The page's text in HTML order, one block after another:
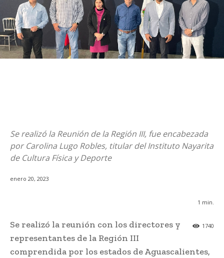
Se realizó la Reunión de la Región III, fue encabezada
por Carolina Lugo Robles, titular del Instituto Nayarita
de Cultura Física y Deporte
enero 20, 2023
1 min.
1740
Se realizó la reunión con los directores y
representantes de la Región III
comprendida por los estados de Aguascalientes,